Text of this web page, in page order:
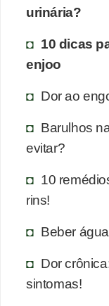
urinária?
10 dicas
enjoo
Dor ao
Barulhos
evitar?
10
rins!
Beber
Dor
sintomas!